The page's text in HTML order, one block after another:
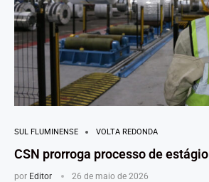
SUL FLUMINENSE VOLTA REDONDA
CSN prorroga processo de estágio
por Editor 26 de maio de 2026